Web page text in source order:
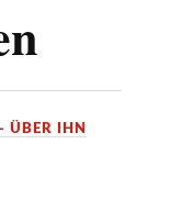
ÜBER IHN